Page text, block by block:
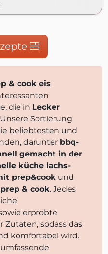
& cook eis
die in Lecker
Sortierung
beliebtesten und
darunter bbq-
gemacht in der
küche lachs-
prep&cook und
& cook. Jedes
erprobte
Zutaten, sodass das
komfortabel wird.